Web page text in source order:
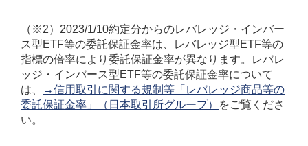
（※2）2023/1/10約定分からのレバレッジ・インバー
ス型ETF等の委託保証金率は、レバレッジ型ETF等の
指標の倍率により委託保証金率が異なります。レバレ
ッジ・インバース型ETF等の委託保証金率について
は、
→信用取引に関する規制等「レバレッジ商品等の
委託保証金率」（日本取引所グループ）
をご覧くださ
い。